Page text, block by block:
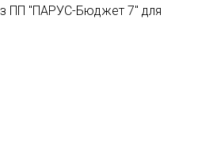
ПП "ПАРУС-Бюджет 7" для